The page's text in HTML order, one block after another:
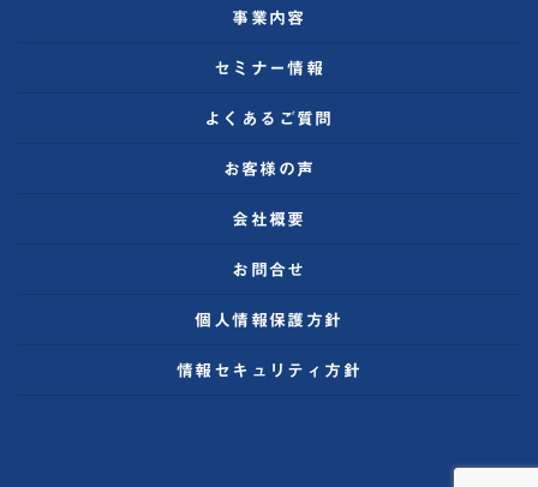
事業内容
セミナー情報
よくあるご質問
お客様の声
会社概要
お問合せ
個人情報保護方針
情報セキュリティ方針